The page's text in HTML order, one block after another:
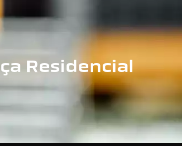
Residencial